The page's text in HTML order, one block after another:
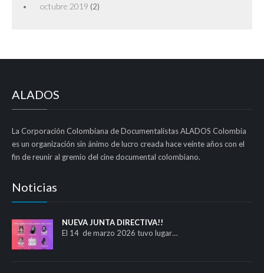
octubre 2019 (2)
ALADOS
La Corporación Colombiana de Documentalistas ALADOS Colombia
es un organización sin ánimo de lucro creada hace veinte años con el
fin de reunir al gremio del cine documental colombiano.
Noticias
NUEVA JUNTA DIRECTIVA!!
El 14 de marzo 2026 tuvo lugar…